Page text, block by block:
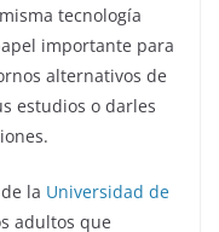
tecnología
importante para
alternativos de
estudios o darles
de la Universidad de
adultos que